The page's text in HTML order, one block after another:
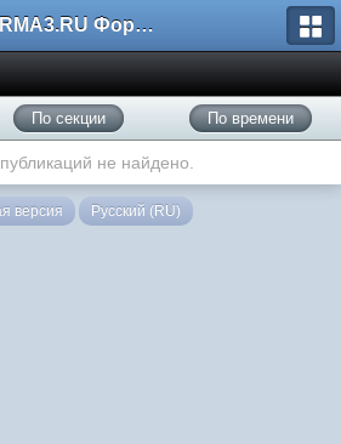
ARMA3.RU Форум
По секции По времени
не найдено.
версия Русский (RU)